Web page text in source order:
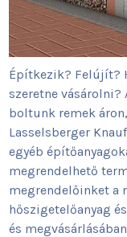
Építkezik? Felújít?
szeretne
boltunk remek
Lasselsberger
egyéb
megrendelhető
megrendelőinket a
hőszigetelőanyag
és